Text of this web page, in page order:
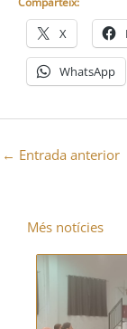
X
WhatsApp
← Entrada anterior
Més notícies